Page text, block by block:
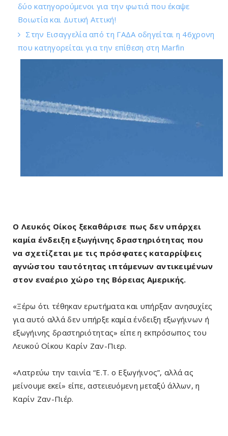
δύο κατηγορούμενοι για την φωτιά που έκαψε
Βοιωτία και Δυτική Αττική!
Στην Εισαγγελία από τη ΓΑΔΑ οδηγείται η 46χρονη
που κατηγορείται για την επίθεση στη Marfin
Ο Λευκός Οίκος ξεκαθάρισε πως δεν υπάρχει
καμία ένδειξη εξωγήινης δραστηριότητας που
να σχετίζεται με τις πρόσφατες καταρρίψεις
αγνώστου ταυτότητας ιπτάμενων αντικειμένων
στον εναέριο χώρο της Βόρειας Αμερικής.
«Ξέρω ότι τέθηκαν ερωτήματα και υπήρξαν ανησυχίες
για αυτό αλλά δεν υπήρξε καμία ένδειξη εξωγήινων ή
εξωγήινης δραστηριότητας» είπε η εκπρόσωπος του
Λευκού Οίκου Καρίν Ζαν-Πιερ.
«Λατρεύω την ταινία “Ε.Τ. ο Εξωγήινος”, αλλά ας
μείνουμε εκεί» είπε, αστειευόμενη μεταξύ άλλων, η
Καρίν Ζαν-Πιέρ.